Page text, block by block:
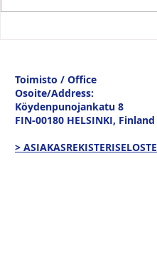
Toimisto / Office
Osoite/Address:
Köydenpunojankatu 8
FIN-00180 HELSINKI, Finland
> ASIAKASREKISTERISELOSTE